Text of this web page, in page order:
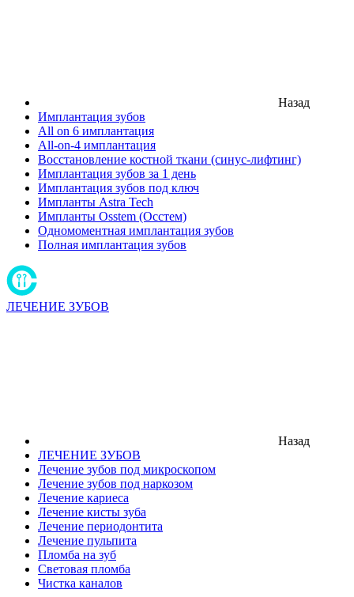
Назад
Имплантация зубов
All on 6 имплантация
All-on-4 имплантация
Восстановление костной ткани (синус-лифтинг)
Имплантация зубов за 1 день
Имплантация зубов под ключ
Импланты Astra Tech
Импланты Osstem (Осстем)
Одномоментная имплантация зубов
Полная имплантация зубов
ЛЕЧЕНИЕ ЗУБОВ
Назад
ЛЕЧЕНИЕ ЗУБОВ
Лечение зубов под микроскопом
Лечение зубов под наркозом
Лечение кариеса
Лечение кисты зуба
Лечение периодонтита
Лечение пульпита
Пломба на зуб
Световая пломба
Чистка каналов